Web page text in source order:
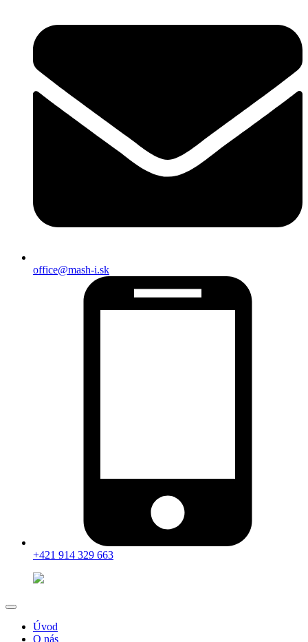
office@mash-i.sk
+421 914 329 663
Úvod
O nás